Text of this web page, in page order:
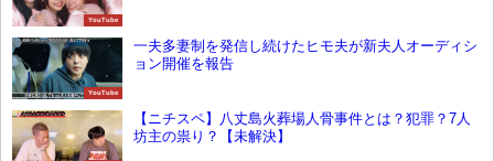
YouTube
YouTube
一夫多妻制を発信し続けたヒモ夫が新夫人オーディシ
ョン開催を報告
【ニチスペ】八丈島火葬場人骨事件とは？犯罪？7人
坊主の祟り？【未解決】